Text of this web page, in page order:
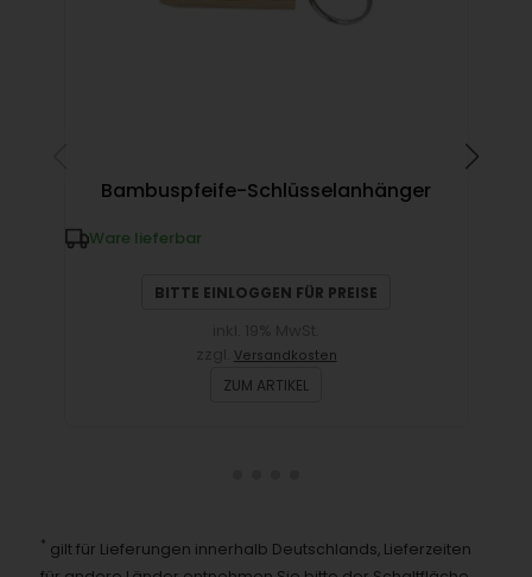
Bambuspfeife-Schlüsselanhänger
Ware lieferbar
BITTE EINLOGGEN FÜR PREISE
Versandkosten
ZUM ARTIKEL
* gilt für Lieferungen innerhalb Deutschlands, Lieferzeiten